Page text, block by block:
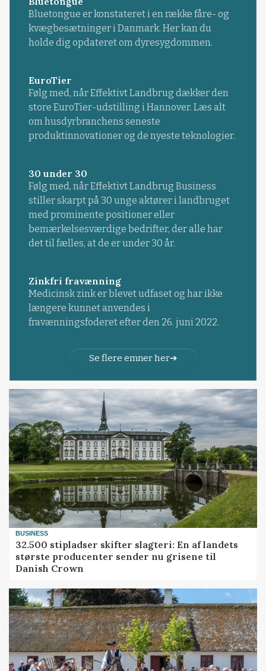
Bluetongue er konstateret i en række fåre- og
kvægbesætninger i Danmark. Her kan du
holde dig opdateret om dyresygdommen.
EuroTier
Følg med, når Effektivt Landbrug dækker den
store EuroTier-udstilling i Hannover. Læs alt
om husdyrbranchens seneste
produktinnovationer og de nyeste teknologier.
30 under 30
Følg med, når Effektivt Landbrug Business
stiller skarpt på 30 unge aktører i landbruget
med prominente positioner eller
bemærkelsesværdige bedrifter, der alle har
det til fælles, at de er under 30 år.
Zinkfri fravænning
Medicinsk zink er blevet udfaset og har ikke
længere kunnet anvendes i
fravænningsfoderet efter den 26. juni 2022.
Se flere emner her
BUSINESS
32.500 stipladser skifter slagteri: En af landets
største producenter sender nu grisene til
Danish Crown